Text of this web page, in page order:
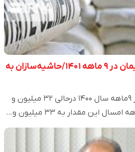
رشد ۶ درصدی تولید سیمان در ۹ ماهه ۱۴۰۱/حاشیه‌سازان به
تولید ۲۵ شرکت سیمانی در ۹ماهه سال ۱۴۰۰ درحالی ۳۲ میلیون و